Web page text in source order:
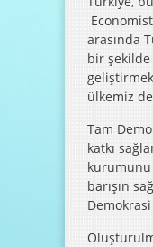
arasında
bir
ülkemiz
Tam
katkı
kurumunu
barışın